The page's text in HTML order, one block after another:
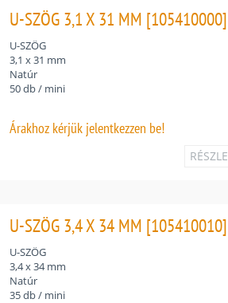
U-SZÖG 3,1 X 31 MM [105410000]
U-SZÖG
3,1 x 31 mm
Natúr
50 db / mini
Árakhoz kérjük jelentkezzen be!
U-SZÖG 3,4 X 34 MM [105410010]
U-SZÖG
3,4 x 34 mm
Natúr
35 db / mini